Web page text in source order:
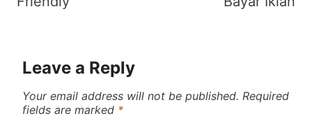
Leave a Reply
Your email address will not be published. Required
fields are marked *